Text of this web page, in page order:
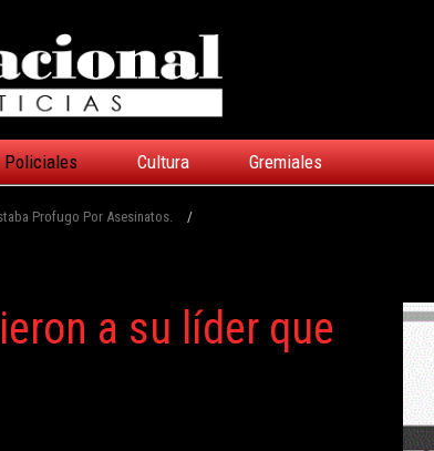
Policiales Cultura Gremiales
Profugo Por Asesinatos. /
a su líder que